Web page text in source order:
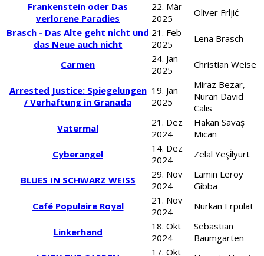
Frankenstein oder Das
verlorene Paradies
22. Mär
2025
Oliver Frljić
Brasch - Das Alte geht nicht und
das Neue auch nicht
21. Feb
2025
Lena Brasch
Carmen
24. Jan
2025
Christian Weise
Arrested Justice: Spiegelungen
/ Verhaftung in Granada
19. Jan
2025
Miraz Bezar,
Nuran David
Calis
Vatermal
21. Dez
2024
Hakan Savaş
Mican
Cyberangel
14. Dez
2024
Zelal Yeşi̇lyurt
BLUES IN SCHWARZ WEISS
29. Nov
2024
Lamin Leroy
Gibba
Café Populaire Royal
21. Nov
2024
Nurkan Erpulat
Linkerhand
18. Okt
2024
Sebastian
Baumgarten
17. Okt